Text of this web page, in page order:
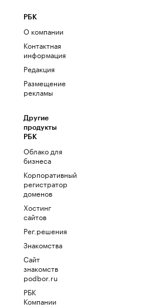
РБК
О компании
Контактная
информация
Редакция
Размещение
рекламы
Другие
продукты
РБК
Облако для
бизнеса
Корпоративный
регистратор
доменов
Хостинг
сайтов
Рег.решения
Знакомства
Сайт
знакомств
podbor.ru
РБК
Компании